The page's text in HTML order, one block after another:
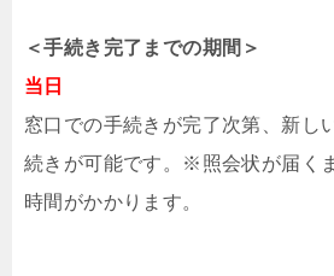
＜手続き完了までの期間＞
当日
窓口での手続きが完了次第、新し
続きが可能です。※照会状が届く
時間がかかります。